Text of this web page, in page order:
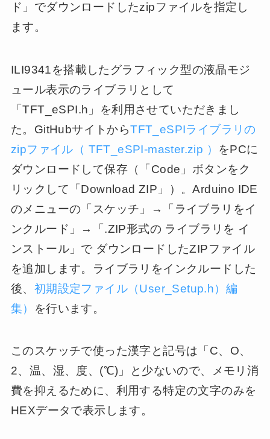
ド」でダウンロードしたzipファイルを指定し
ます。
ILI9341を搭載したグラフィック型の液晶モジ
ュール表示のライブラリとして
「TFT_eSPI.h」を利用させていただきまし
た。GitHubサイトからTFT_eSPIライブラリの
zipファイル（ TFT_eSPI-master.zip ） をPCに
ダウンロードして保存（「Code」ボタンをク
リックして「Download ZIP」）。Arduino IDE
のメニューの「スケッチ」→「ライブラリをイ
ンクルード」→「.ZIP形式の ライブラリを イ
ンストール」で ダウンロードしたZIPファイル
を追加します。ライブラリをインクルードした
後、 初期設定ファイル（User_Setup.h）編
集）
を行います。
このスケッチで使った漢字と記号は「C、O、
2、温、湿、度、(℃)」と少ないので、メモリ消
費を抑えるために、利用する特定の文字のみを
HEXデータで表示します。